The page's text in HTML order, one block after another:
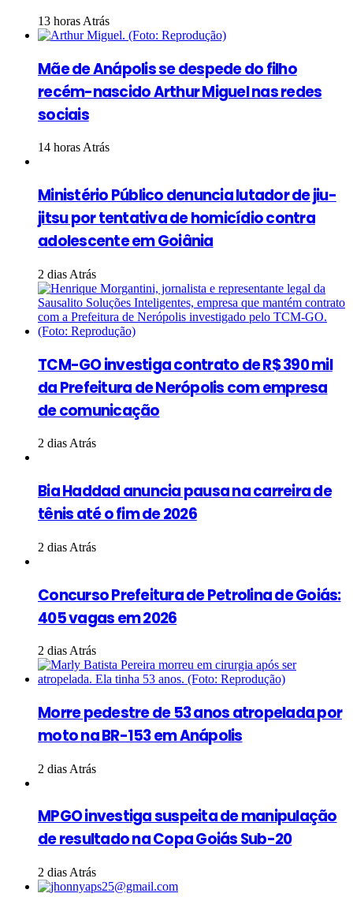
13 horas Atrás
Mãe de Anápolis se despede do filho
recém-nascido Arthur Miguel nas redes
sociais
14 horas Atrás
Ministério Público denuncia lutador de jiu-
jitsu por tentativa de homicídio contra
adolescente em Goiânia
2 dias Atrás
TCM-GO investiga contrato de R$ 390 mil
da Prefeitura de Nerópolis com empresa
de comunicação
2 dias Atrás
Bia Haddad anuncia pausa na carreira de
tênis até o fim de 2026
2 dias Atrás
Concurso Prefeitura de Petrolina de Goiás:
405 vagas em 2026
2 dias Atrás
Morre pedestre de 53 anos atropelada por
moto na BR-153 em Anápolis
2 dias Atrás
MPGO investiga suspeita de manipulação
de resultado na Copa Goiás Sub-20
2 dias Atrás